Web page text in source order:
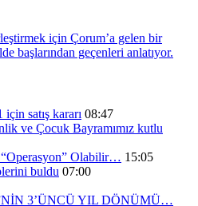
için Çorum’a gelen bir
başlarından geçenleri anlatıyor.
satış kararı 08:47
ve Çocuk Bayramımız kutlu
“Operasyon” Olabilir… 15:05
buldu 07:00
3’ÜNCÜ YIL DÖNÜMÜ…